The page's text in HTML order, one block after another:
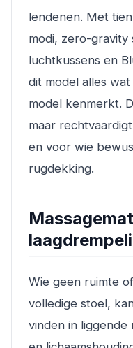
lendenen. Met
modi, zero-gravity
luchtkussens en
dit model alles
model kenmerkt.
maar
en voor wie
rugdekking.
Wie geen ruimte
volledige stoel,
vinden in liggende